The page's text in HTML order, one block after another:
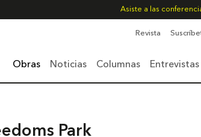
Asiste a las
Revista
Obras Noticias Columnas Entrevistas
Park